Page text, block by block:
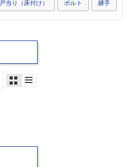
戸当り（床付け） ボルト 継手